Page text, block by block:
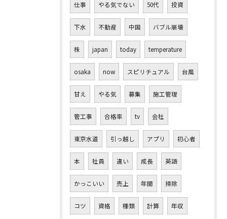
仕事 やる気でない 50代 投資
下水 不動産 中国 バブル崩壊
株 japan today temperature
osaka now スピリチュアル 台風
甘え やる気 募集 施工管理
管工事 合格率 tv 会社
東京水道 引っ越し アプリ 初心者
本 社員 違い 成長 英語
かっこいい 売上 年間 掃除
コツ 資格 種類 計算 年収